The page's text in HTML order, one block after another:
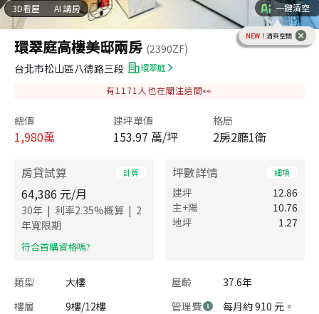
3D看屋 AI 講房 一鍵清空
NEW！ 清爽空間
環翠庭高樓美邸兩房 (2390ZF)
台北市松山區八德路三段
環翠庭
有1171 人也在關注這間👀
總價
1,980萬
建坪單價
153.97 萬/坪
格局
2房2廳1衛
房貸試算 計算
64,386 元/月
30年 | 利率2.35%概算 | 2
年寬限期
​符合首購資格嗎?
坪數詳情 細項
建坪
12.86
主+陽
10.76
地坪
1.27
類型 大樓 屋齡
37.6年
樓層
9樓/12樓 管理費
每月約 910 元。